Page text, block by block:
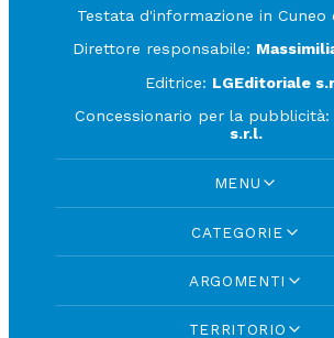
Testata d'informazione in Cuneo
Direttore responsabile:
Editrice: LGEditoriale
Concessionario per la pubblicità:
s.r.l.
MENU
CATEGORIE
ARGOMENTI
TERRITORIO